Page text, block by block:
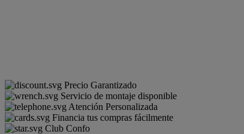
Precio Garantizado
Servicio de montaje disponible
Atención Personalizada
Financia tus compras fácilmente
Club Confo